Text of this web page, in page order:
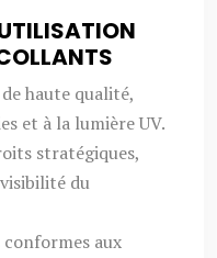
haute qualité,
et à la lumière UV.
stratégiques,
du
aux